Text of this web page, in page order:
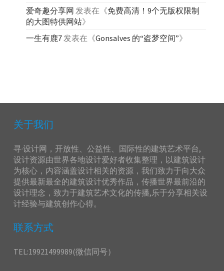
爱奇趣分享网 发表在《免费高清！9个无版权限制
的大图特供网站》
一生有鹿7发表在《Gonsalves 的“盗梦空间”》
关于我们
寻·设计网，开放性、公益性、国际性的建筑艺术平台,
设计资源由世界各地设计爱好者收集整理，以建筑设计
为核心，内容涵盖设计相关的资源，我们致力于向大众
提供最新最全的建筑设计优秀作品，传播世界最前沿的
设计理念，致力于建筑艺术文化的传播,乐于分享相关设
计经验与建筑创作心得。
联系方式
TEL:19921499989(微信同号）